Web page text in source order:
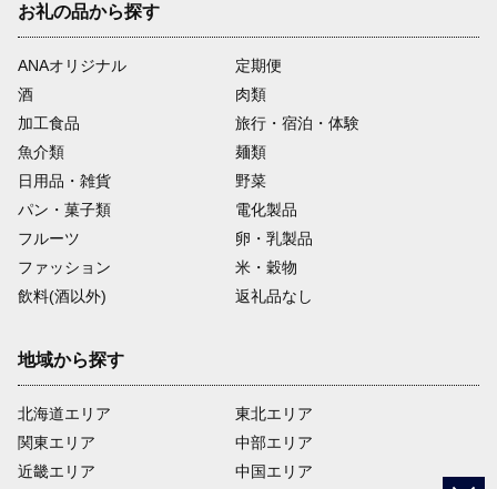
お礼の品から探す
ANAオリジナル
定期便
酒
肉類
加工食品
旅行・宿泊・体験
魚介類
麺類
日用品・雑貨
野菜
パン・菓子類
電化製品
フルーツ
卵・乳製品
ファッション
米・穀物
飲料(酒以外)
返礼品なし
地域から探す
北海道エリア
関東エリア
近畿エリア
東北エリア
中部エリア
中国エリア